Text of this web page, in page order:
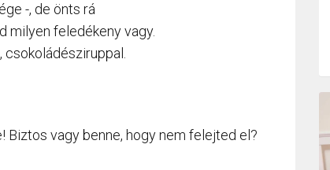
-, de önts rá
milyen feledékeny vagy.
vagy benne, hogy nem felejted el?